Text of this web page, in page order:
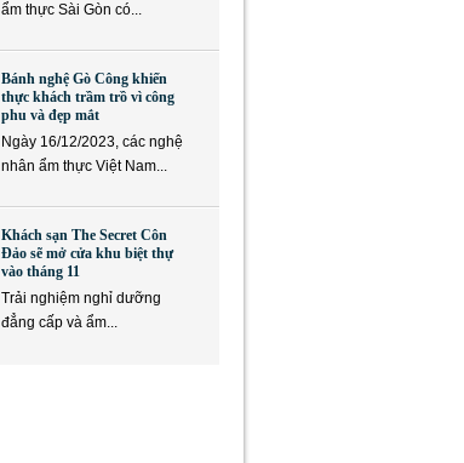
ẩm thực Sài Gòn có...
Bánh nghệ Gò Công khiến
thực khách trầm trồ vì công
phu và đẹp mắt
Ngày 16/12/2023, các nghệ
nhân ẩm thực Việt Nam...
Khách sạn The Secret Côn
Đảo sẽ mở cửa khu biệt thự
vào tháng 11
Trải nghiệm nghỉ dưỡng
đẳng cấp và ẩm...